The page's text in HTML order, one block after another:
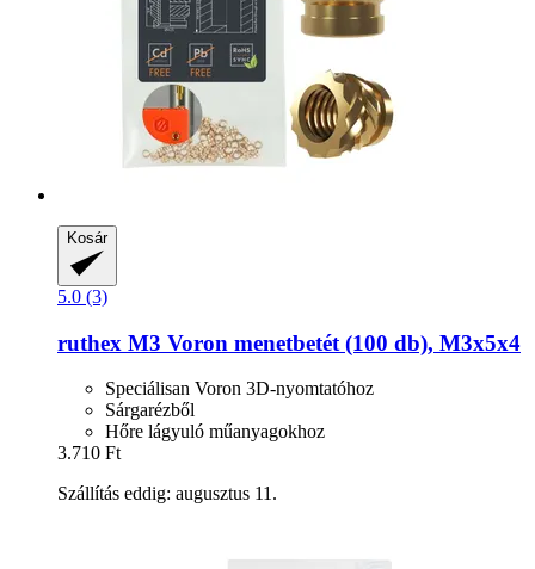
Kosár
5.0 (3)
ruthex M3 Voron menetbetét (100 db), M3x5x4
Speciálisan Voron 3D-nyomtatóhoz
Sárgarézből
Hőre lágyuló műanyagokhoz
3.710 Ft
Szállítás eddig: augusztus 11.